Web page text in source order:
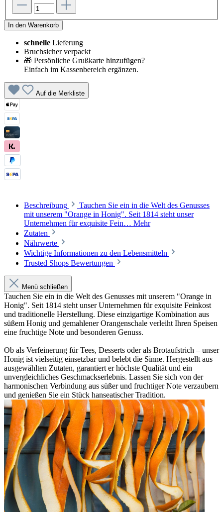
In den Warenkorb
schnelle Lieferung
Bruchsicher verpackt
🎁 Persönliche Grußkarte hinzufügen?
Einfach im Kassenbereich ergänzen.
Auf die Merkliste
Beschreibung
Tauchen Sie ein in die Welt des Genusses
mit unserem "Orange in Honig". Seit 1814 steht unser
Unternehmen für exquisite Fein… Mehr
Zutaten
Nährwerte
Wichtige Informationen zu den Lebensmitteln
Trusted Shops Bewertungen
Menü schließen
Tauchen Sie ein in die Welt des Genusses mit unserem "Orange in
Honig". Seit 1814 steht unser Unternehmen für exquisite Feinkost
und traditionelle Herstellung. Diese einzigartige Kombination aus
süßem Honig und gemahlener Orangenschale verleiht Ihren Speisen
eine fruchtige Note und besonderen Genuss.
Ob als Verfeinerung für Tees, Desserts oder als Brotaufstrich – unser
Honig ist vielseitig einsetzbar und belebt die Sinne. Hergestellt aus
ausgewählten Zutaten, garantiert er höchste Qualität und ein
unvergleichliches Geschmackserlebnis. Lassen Sie sich von der
harmonischen Verbindung aus süßer und fruchtiger Note verzaubern
und genießen Sie ein Stück hanseatischer Tradition.